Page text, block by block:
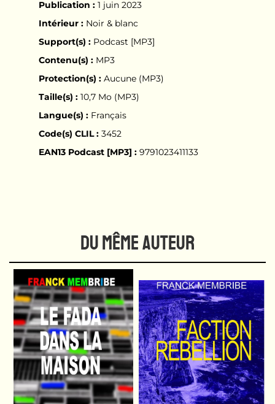
Publication :1 juin 2023
Intérieur :Noir & blanc
Support(s) :Podcast [MP3]
Contenu(s) :MP3
Protection(s) :Aucune (MP3)
Taille(s) :10,7 Mo (MP3)
Langue(s) :Français
Code(s) CLIL :3452
EAN13 Podcast [MP3] :9791023411133
DU MÊME AUTEUR